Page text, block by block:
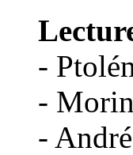
-
-
-